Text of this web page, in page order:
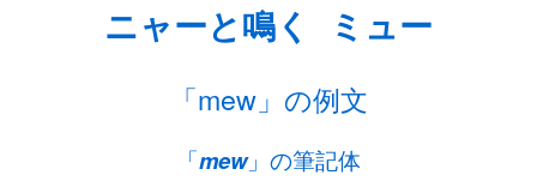
ニャーと鳴く ミュー
「mew」の例文
「mew」の筆記体